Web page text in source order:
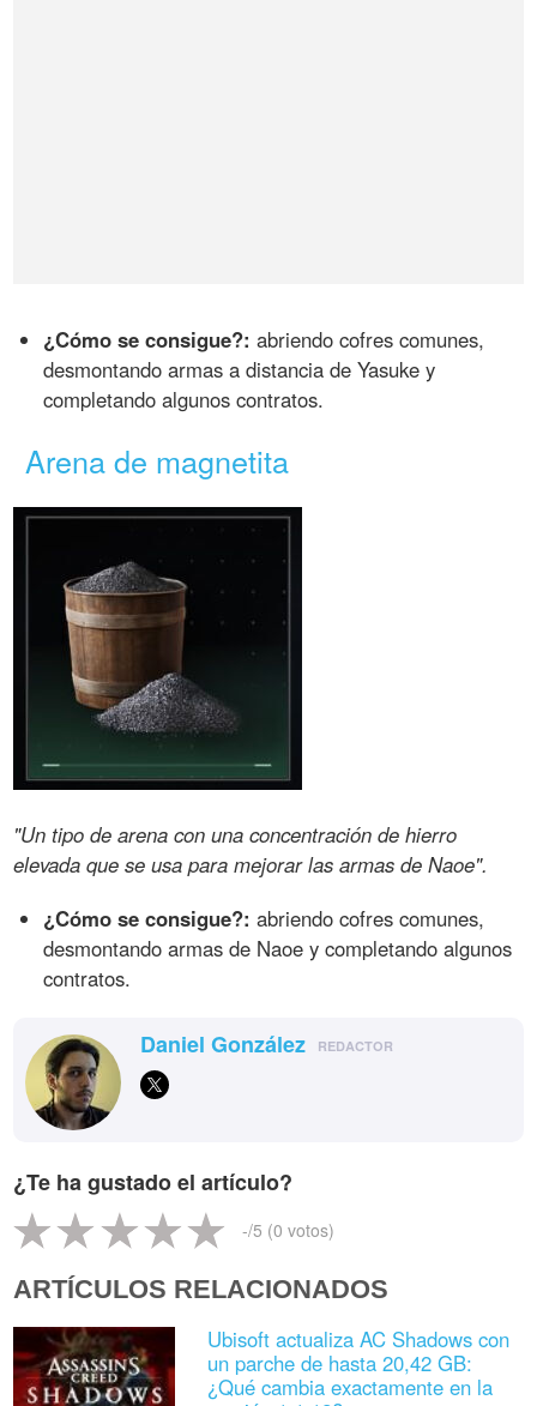
¿Cómo se consigue?: abriendo cofres comunes,
desmontando armas a distancia de Yasuke y
completando algunos contratos.
Arena de magnetita
"Un tipo de arena con una concentración de hierro
elevada que se usa para mejorar las armas de Naoe".
¿Cómo se consigue?: abriendo cofres comunes,
desmontando armas de Naoe y completando algunos
contratos.
Daniel González REDACTOR
¿Te ha gustado el artículo?
-/5 (0 votos)
ARTÍCULOS RELACIONADOS
Ubisoft actualiza AC Shadows con
un parche de hasta 20,42 GB:
¿Qué cambia exactamente en la